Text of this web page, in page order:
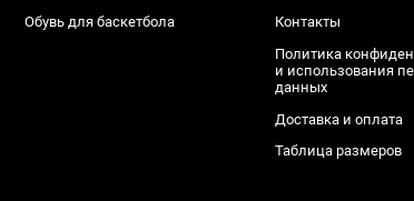
Обувь для баскетбола
Контакты
Политика
и использования
данных
Доставка и оплата
Таблица размеров